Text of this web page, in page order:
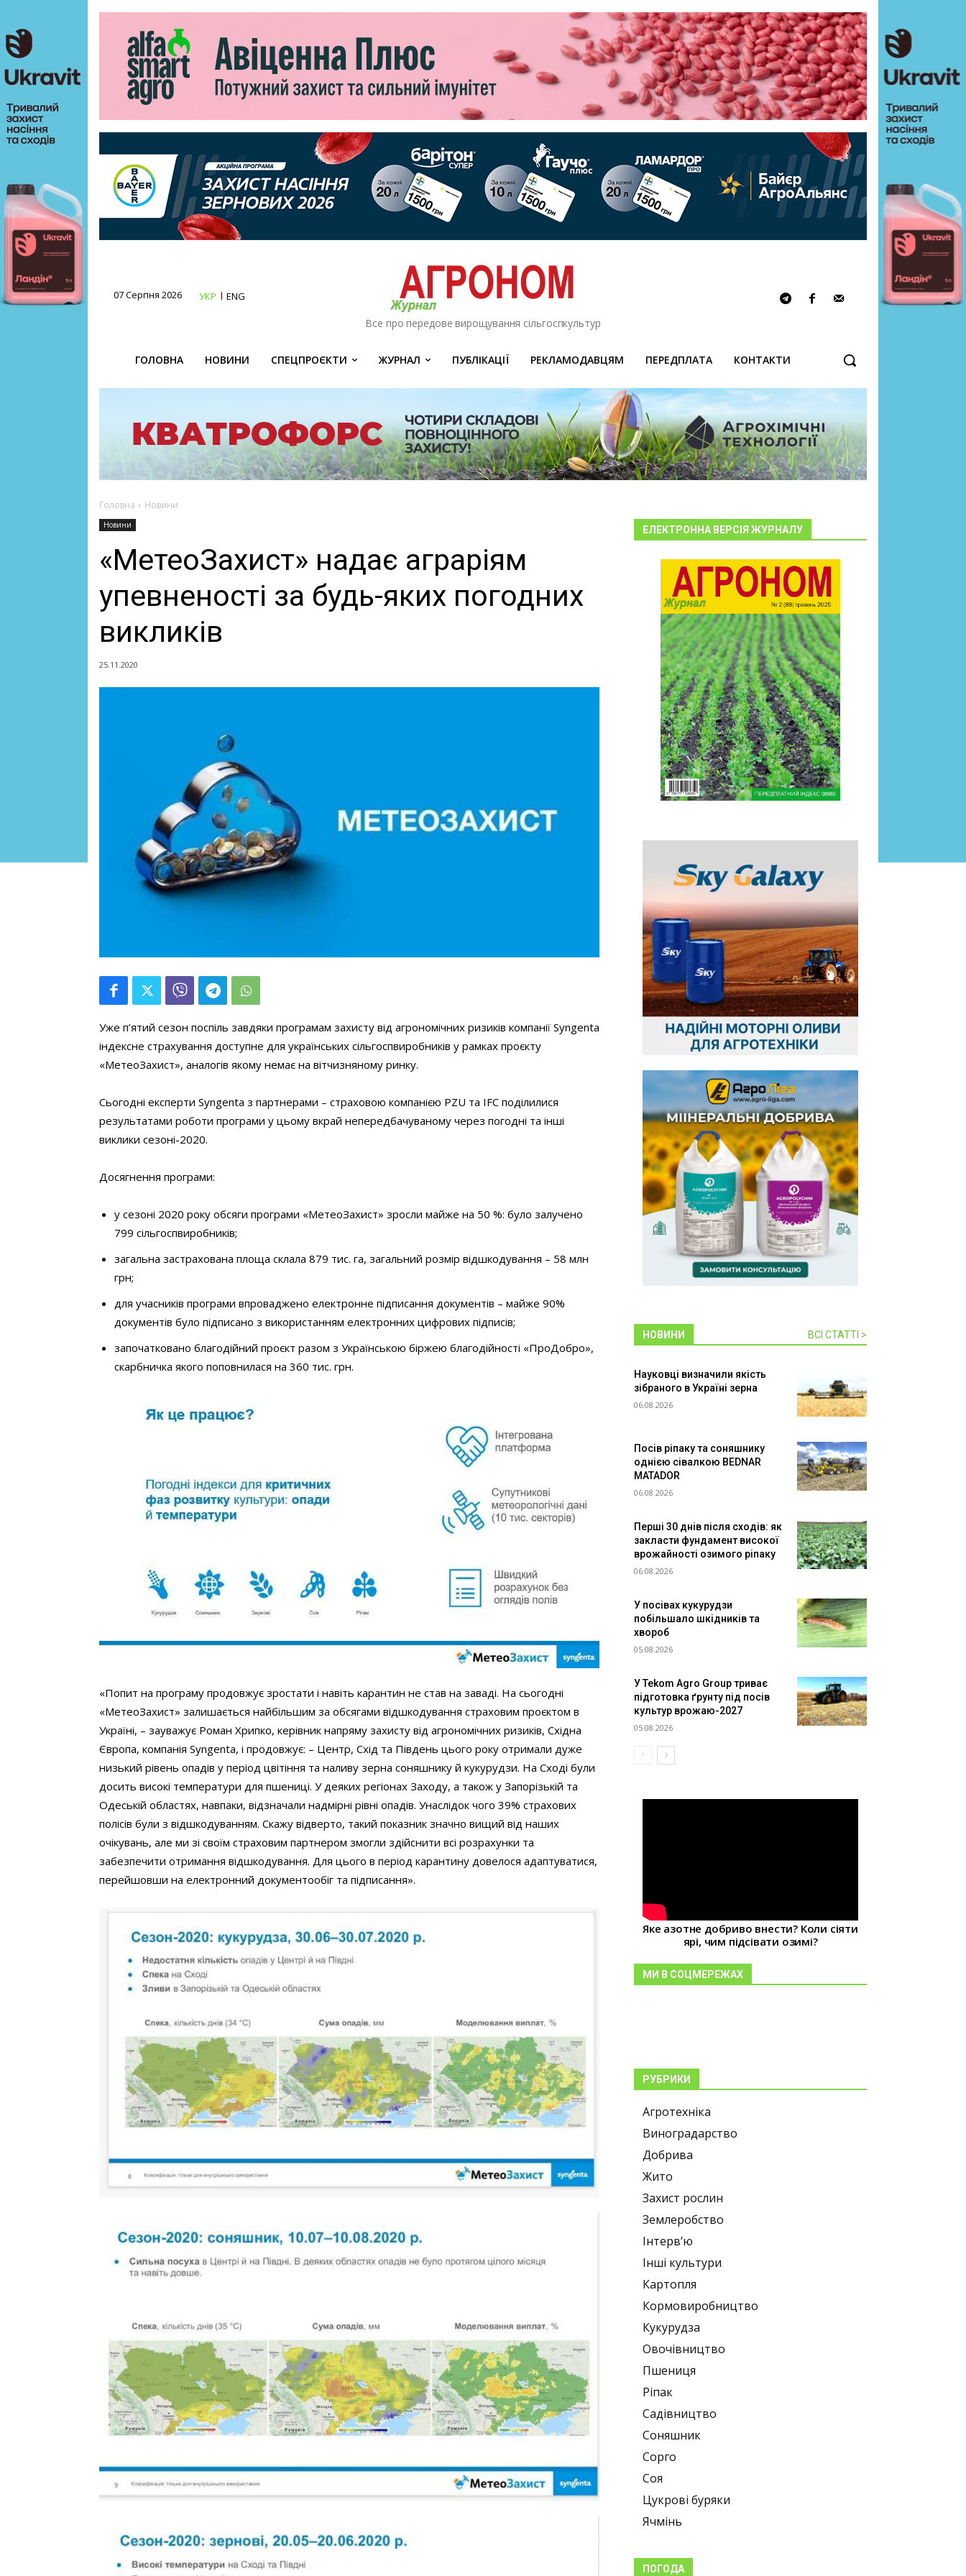
07 Серпня 2026 УКР ENG
Все про передове вирощування сільгоспкультур
ГОЛОВНА НОВИНИ СПЕЦПРОЄКТИ ЖУРНАЛ ПУБЛІКАЦІЇ РЕКЛАМОДАВЦЯМ ПЕРЕДПЛАТА КОНТАКТИ
Головна Новини
Новини
«МетеоЗахист» надає аграріям
упевненості за будь-яких погодних
викликів
25.11.2020
Уже п’ятий сезон поспіль завдяки програмам захисту від агрономічних ризиків компанії Syngenta
індексне страхування доступне для українських сільгоспвиробників у рамках проєкту
«МетеоЗахист», аналогів якому немає на вітчизняному ринку.
Сьогодні експерти Syngenta з партнерами – страховою компанією PZU та IFC поділилися
результатами роботи програми у цьому вкрай непередбачуваному через погодні та інші
виклики сезоні-2020.
Досягнення програми:
у сезоні 2020 року обсяги програми «МетеоЗахист» зросли майже на 50 %: було залучено
799 сільгоспвиробників;
загальна застрахована площа склала 879 тис. га, загальний розмір відшкодування – 58 млн
грн;
для учасників програми впроваджено електронне підписання документів – майже 90%
документів було підписано з використанням електронних цифрових підписів;
започатковано благодійний проєкт разом з Українською біржею благодійності «ПроДобро»,
скарбничка якого поповнилася на 360 тис. грн.
«Попит на програму продовжує зростати і навіть карантин не став на заваді. На сьогодні
«МетеоЗахист» залишається найбільшим за обсягами відшкодування страховим проєктом в
Україні, – зауважує Роман Хрипко, керівник напряму захисту від агрономічних ризиків, Східна
Європа, компанія Syngenta, і продовжує: – Центр, Схід та Південь цього року отримали дуже
низький рівень опадів у період цвітіння та наливу зерна соняшнику й кукурудзи. На Сході були
досить високі температури для пшениці. У деяких регіонах Заходу, а також у Запорізькій та
Одеській областях, навпаки, відзначали надмірні рівні опадів. Унаслідок чого 39% страхових
полісів були з відшкодуванням. Скажу відверто, такий показник значно вищий від наших
очікувань, але ми зі своїм страховим партнером змогли здійснити всі розрахунки та
забезпечити отримання відшкодування. Для цього в період карантину довелося адаптуватися,
перейшовши на електронний документообіг та підписання».
ЕЛЕКТРОННА ВЕРСІЯ ЖУРНАЛУ
НОВИНИ ВСІ СТАТТІ >
Науковці визначили якість
зібраного в Україні зерна
06.08.2026
Посів ріпаку та соняшнику
однією сівалкою BEDNAR
MATADOR
06.08.2026
Перші 30 днів після сходів: як
закласти фундамент високої
врожайності озимого ріпаку
06.08.2026
У посівах кукурудзи
побільшало шкідників та
хвороб
05.08.2026
У Tekom Agro Group триває
підготовка ґрунту під посів
культур врожаю-2027
05.08.2026
Яке азотне добриво внести? Коли сіяти
ярі, чим підсівати озимі?
МИ В СОЦМЕРЕЖАХ
РУБРИКИ
Агротехніка
Виноградарство
Добрива
Жито
Захист рослин
Землеробство
Інтерв’ю
Інші культури
Картопля
Кормовиробництво
Кукурудза
Овочівництво
Пшениця
Ріпак
Садівництво
Соняшник
Сорго
Соя
Цукрові буряки
Ячмінь
ПОГОДА